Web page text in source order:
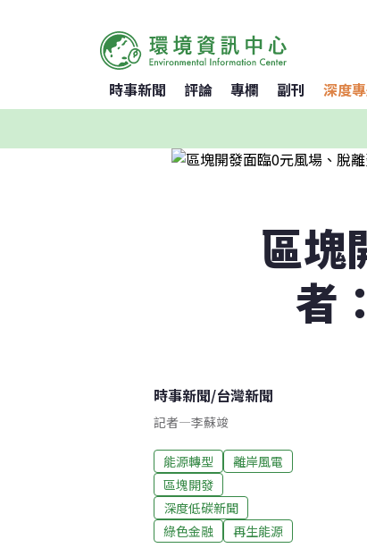
時事新聞 評論 專欄 副刊 深度
區塊
者
時事新聞/台灣新聞
記者—李蘇竣
能源轉型
離岸風電
區塊開發
深度低碳新聞
綠色金融
再生能源